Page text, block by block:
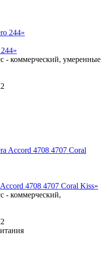
- коммерческий, умеренные
4708 4707 Coral Kiss»
- коммерческий,